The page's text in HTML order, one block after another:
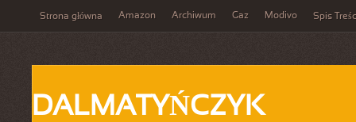
Strona główna Amazon Archiwum Gaz Modivo Spis
DALMATYŃCZYK